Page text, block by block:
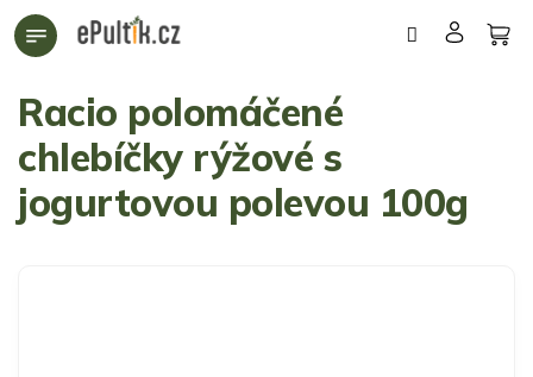
Přejít
na
Racio polomáčené
chlebíčky rýžové s
jogurtovou polevou 100g